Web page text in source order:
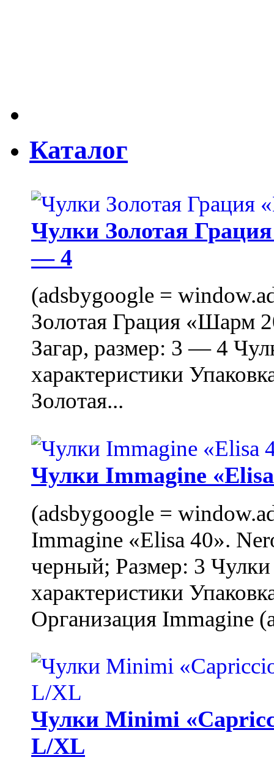
Каталог
Чулки Золотая
— 4
(adsbygoogle =
Золотая Грация «Шарм
Загар, размер: 3 — 4
характеристики
Золотая...
Чулки Immagine
(adsbygoogle =
Immagine «Elisa 40».
черный; Размер: 3
характеристики
Организация Immagine
Чулки Minimi
L/XL